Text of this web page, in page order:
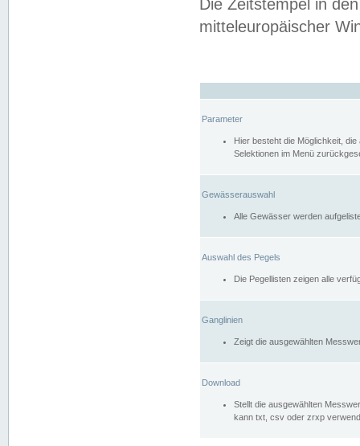
Die Zeitstempel in
mitteleuropäischer
Parameter
Hier besteht die Möglichkeit,
Selektionen im Menü
Gewässerauswahl
Alle Gewässer werden
Auswahl des Pegels
Die Pegellisten zeigen alle
Ganglinien
Zeigt die ausgewählten
Download
Stellt die ausgewählten
kann txt, csv oder zrxp